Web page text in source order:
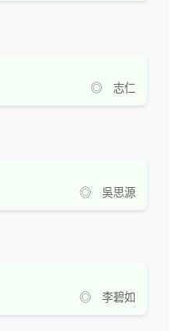
◎ 志仁
◎ 吳思源
◎ 李碧如